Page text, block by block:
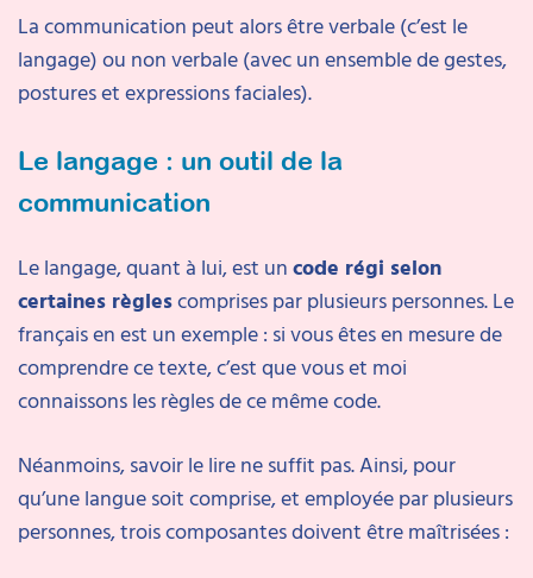
La communication peut alors être verbale (c’est le
langage) ou non verbale (avec un ensemble de gestes,
postures et expressions faciales).
Le langage : un outil de la
communication
Le langage, quant à lui, est uncode régi selon
certaines règlescomprises par plusieurs personnes. Le
français en est un exemple : si vous êtes en mesure de
comprendre ce texte, c’est que vous et moi
connaissons les règles de ce même code.
Néanmoins, savoir le lire ne suffit pas. Ainsi, pour
qu’une langue soit comprise, et employée par plusieurs
personnes, trois composantes doivent être maîtrisées :